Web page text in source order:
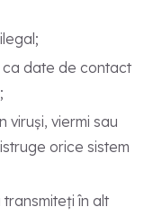
date de contact
viruși, viermi sau
orice sistem
în alt